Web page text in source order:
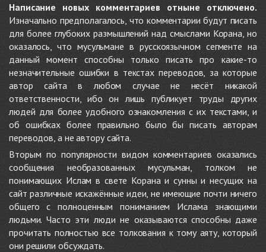
Написание новых комментариев отныне отключено.
Изначально предполагалось, что комментарии будут писать
для более глубоких размышлений над смыслами Корана, но
оказалось, что мусульмане в русскоязычном сегменте на
данный момент способны только писать про какие-то
незначительные ошибки в текстах переводов, за которые
автор сайта в любом случае не несёт никакой
ответственности, ибо он лишь публикует труды других
людей для более удобного ознакомления с их текстами, и
об ошибках более правильно было бы писать авторам
переводов, а не автору сайта.
Вторым по популярности видом комментариев оказались
сообщения необразованных мусульман, толком не
понимающих Ислам в свете Корана и сунны и несущих на
сайт различные искажённые идеи, не имеющие почти ничего
общего с полноценным пониманием Ислама знающими
людьми. Часто эти люди не оказываются способны даже
прочитать полностью все толкования к тому аяту, который
они решили обсуждать.